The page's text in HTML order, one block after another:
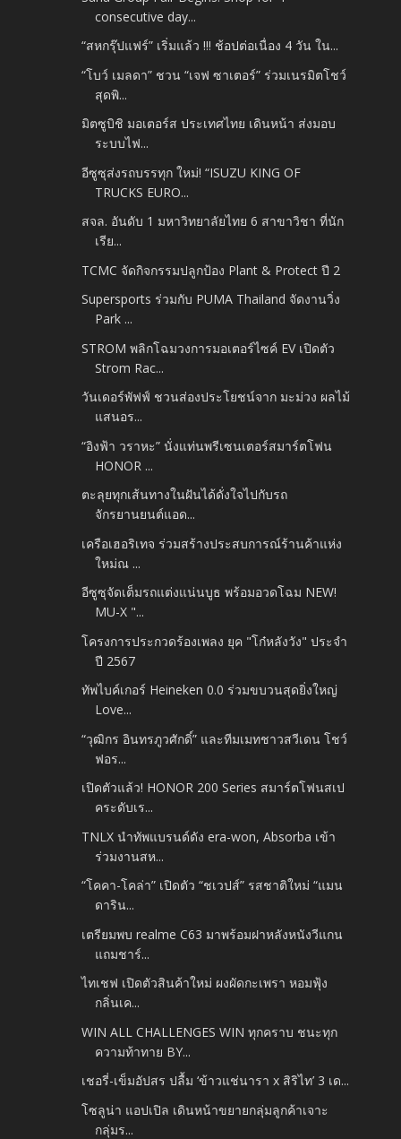
consecutive day...
“สหกรุ๊ปแฟร์” เริ่มแล้ว !!! ช้อปต่อเนื่อง 4 วัน ใน...
“โบว์ เมลดา” ชวน “เจฟ ซาเตอร์” ร่วมเนรมิตโชว์
สุดพิ...
มิตซูบิชิ มอเตอร์ส ประเทศไทย เดินหน้า ส่งมอบ
ระบบไฟ...
อีซูซุส่งรถบรรทุก ใหม่! “ISUZU KING OF
TRUCKS EURO...
สจล. อันดับ 1 มหาวิทยาลัยไทย 6 สาขาวิชา ที่นัก
เรีย...
TCMC จัดกิจกรรมปลูกป้อง Plant & Protect ปี 2
Supersports ร่วมกับ PUMA Thailand จัดงานวิ่ง
Park ...
STROM พลิกโฉมวงการมอเตอร์ไซค์ EV เปิดตัว
Strom Rac...
วันเดอร์พัฟฟ์ ชวนส่องประโยชน์จาก มะม่วง ผลไม้
แสนอร...
“อิงฟ้า วราหะ” นั่งแท่นพรีเซนเตอร์สมาร์ตโฟน
HONOR ...
ตะลุยทุกเส้นทางในฝันได้ดั่งใจไปกับรถ
จักรยานยนต์แอด...
เครือเฮอริเทจ ร่วมสร้างประสบการณ์ร้านค้าแห่ง
ใหม่ณ ...
อีซูซุจัดเต็มรถแต่งแน่นบูธ พร้อมอวดโฉม NEW!
MU-X "...
โครงการประกวดร้องเพลง ยุค "โก๋หลังวัง" ประจำ
ปี 2567
ทัพไบค์เกอร์ Heineken 0.0 ร่วมขบวนสุดยิ่งใหญ่
Love...
“วุฒิกร อินทรภูวศักดิ์” และทีมเมทชาวสวีเดน โชว์
ฟอร...
เปิดตัวแล้ว! HONOR 200 Series สมาร์ตโฟนสเป
คระดับเร...
TNLX นำทัพแบรนด์ดัง era-won, Absorba เข้า
ร่วมงานสห...
“โคคา-โคล่า” เปิดตัว “ชเวปส์” รสชาติใหม่ “แมน
ดาริน...
เตรียมพบ realme C63 มาพร้อมฝาหลังหนังวีแกน
แถมชาร์...
ไทเชฟ เปิดตัวสินค้าใหม่ ผงผัดกะเพรา หอมฟุ้ง
กลิ่นเค...
WIN ALL CHALLENGES WIN ทุกคราบ ชนะทุก
ความท้าทาย BY...
เชอรี่-เข็มอัปสร ปลื้ม ‘ข้าวแช่นารา x สิริไท’ 3 เด...
โซลูน่า แอปเปิล เดินหน้าขยายกลุ่มลูกค้าเจาะ
กลุ่มร...